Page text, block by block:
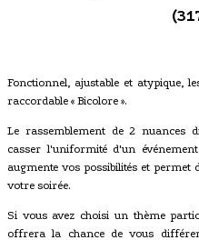
Fonctionnel, ajustable et atypique,
raccordable « Bicolore ».
Le rassemblement de 2 nuances
casser l'uniformité d'un
augmente vos possibilités et
votre soirée.
Si vous avez choisi un thème
offrera la chance de vous